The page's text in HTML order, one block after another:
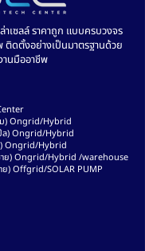
เซลล์ ราคาถูก แบบครบวงจร
ดตั้งอย่างเป็นมาตรฐานด้วย
นมืออาชีพ
) Ongrid/Hybrid
ล) Ongrid/Hybrid
Ongrid/Hybrid
าย) Ongrid/Hybrid /warehouse
) Offgrid/SOLAR PUMP